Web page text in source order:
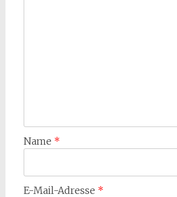
Name *
E-Mail-Adresse *